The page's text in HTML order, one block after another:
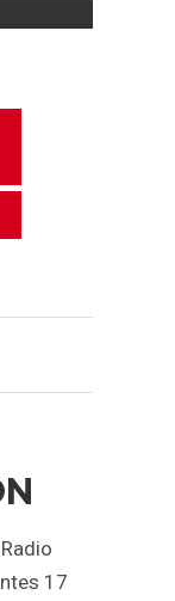
Radio
17